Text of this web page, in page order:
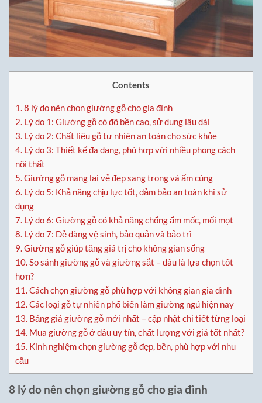
Contents
1.8 lý do nên chọn giường gỗ cho gia đình
2. Lý do 1: Giường gỗ có độ bền cao, sử dụng lâu dài
3. Lý do 2: Chất liệu gỗ tự nhiên an toàn cho sức khỏe
4. Lý do 3: Thiết kế đa dạng, phù hợp với nhiều phong cách
nội thất
5.Giường gỗ mang lại vẻ đẹp sang trọng và ấm cúng
6. Lý do 5: Khả năng chịu lực tốt, đảm bảo an toàn khi sử
dụng
7. Lý do 6: Giường gỗ có khả năng chống ẩm mốc, mối mọt
8. Lý do 7: Dễ dàng vệ sinh, bảo quản và bảo trì
9.Giường gỗ giúp tăng giá trị cho không gian sống
10.So sánh giường gỗ và giường sắt – đâu là lựa chọn tốt
hơn?
11.Cách chọn giường gỗ phù hợp với không gian gia đình
12.Các loại gỗ tự nhiên phổ biến làm giường ngủ hiện nay
13. Bảng giá giường gỗ mới nhất – cập nhật chi tiết từng loại
14. Mua giường gỗ ở đâu uy tín, chất lượng với giá tốt nhất?
15. Kinh nghiệm chọn giường gỗ đẹp, bền, phù hợp với nhu
cầu
8 lý do nên chọn giường gỗ cho gia đình